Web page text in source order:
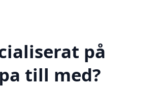
på
till med?